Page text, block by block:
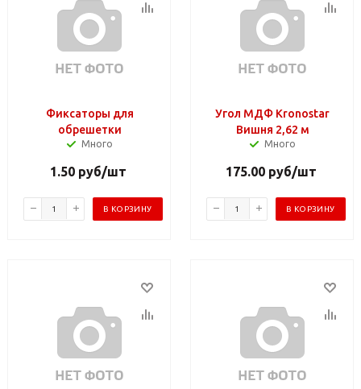
Фиксаторы для
обрешетки
Много
1.50руб/шт
В КОРЗИНУ
Угол МДФ Kronostar
Вишня 2,62 м
Много
175.00руб/шт
В КОРЗИНУ